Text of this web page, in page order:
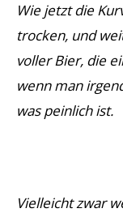
Wie jetzt die
trocken, und
voller Bier, die
wenn man
was peinlich ist.
Vielleicht zwar